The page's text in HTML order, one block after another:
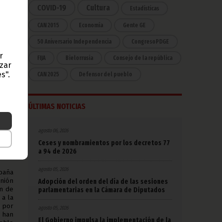
ha
a
se
y
de
del
las
de
a la
por
COVID-19 Cultura Estadísticas
CAN 2015 Economía Gente GE
50 Aniversario Independencia CongresoPDGE
FIJA Bielorrusia Consejo de la república
CAN 2025 Defensor del pueblo
ÚLTIMAS NOTICIAS
agosto 06, 2026
Ceses y nombramientos por los decretos 77
a 94 de 2026
agosto 05, 2026
Adopción del orden del día de las sesiones
parlamentarias en la Cámara de Diputados
agosto 05, 2026
El Gobierno impulsa la implementación de la